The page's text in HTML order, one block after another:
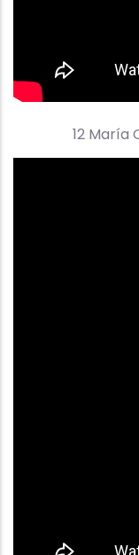
12 María